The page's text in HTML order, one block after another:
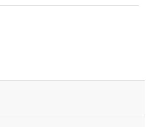
働安全衛生法により定期自主検査が...